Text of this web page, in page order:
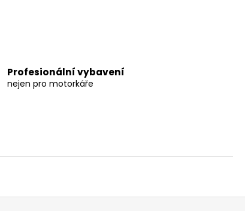
Profesionální vybavení
nejen pro motorkáře